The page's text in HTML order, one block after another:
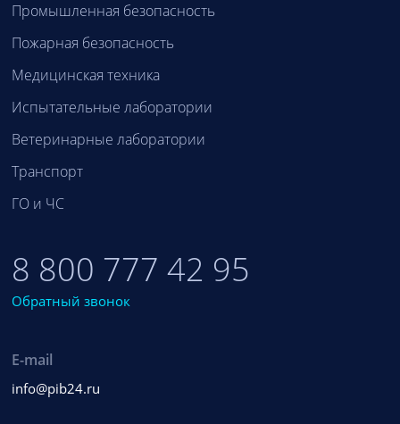
Промышленная безопасность
Пожарная безопасность
Медицинская техника
Испытательные лаборатории
Ветеринарные лаборатории
Транспорт
ГО и ЧС
8 800 777 42 95
Обратный звонок
E-mail
info@pib24.ru